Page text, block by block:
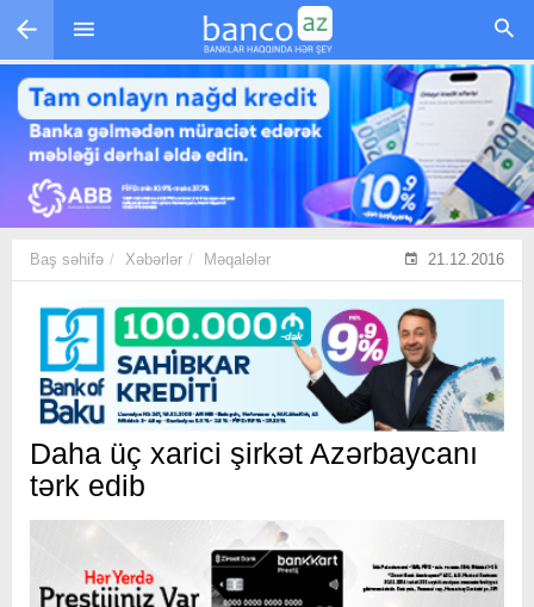
Skip to main content
Baş səhifə Xəbərlər Məqalələr 21.12.2016
Daha üç xarici şirkət Azərbaycanı
tərk edib